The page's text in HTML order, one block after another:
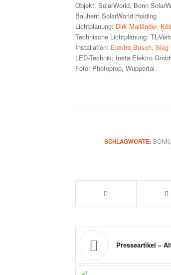
Objekt: SolarWorld, Bonn
Bauherr: SolarWorld Holding
Lichtplanung: Dirk Mailänder,
Technische Lichtplanung: TL-
Installation: Elektro Busch, Sieg
LED-Technik: Insta Elektro
Foto: Photoprop, Wuppertal
SCHLAGWORTE: BONN
Presseartikel –